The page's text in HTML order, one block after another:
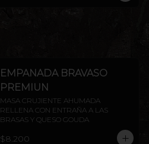
EMPANADA BRAVASO
PREMIUN
MASA CRUJIENTE AHUMADA
RELLENA CON ENTRAÑA A LAS
BRASAS Y QUESO GOUDA
$8.200